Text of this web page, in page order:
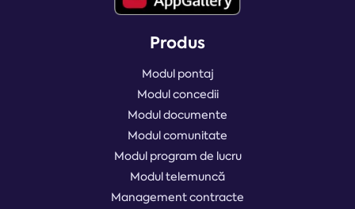
Produs
Modul pontaj
Modul concedii
Modul documente
Modul comunitate
Modul program de lucru
Modul telemuncă
Management contracte